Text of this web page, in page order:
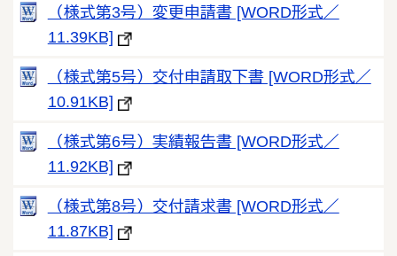
（様式第3号）変更申請書 [WORD形式／
11.39KB]
（様式第5号）交付申請取下書 [WORD形式／
10.91KB]
（様式第6号）実績報告書 [WORD形式／
11.92KB]
（様式第8号）交付請求書 [WORD形式／
11.87KB]